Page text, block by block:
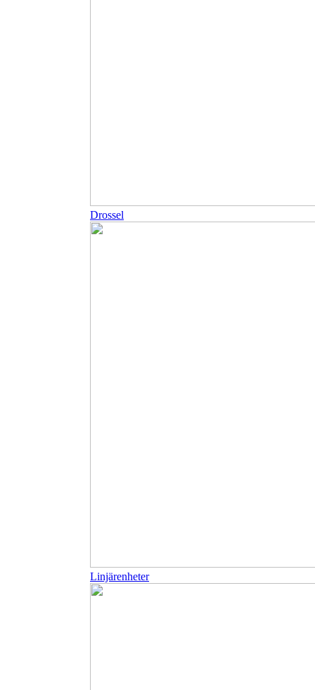
Drossel
Linjärenheter